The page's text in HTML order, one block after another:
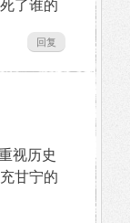
了谁的
回复
视历史
甘宁的